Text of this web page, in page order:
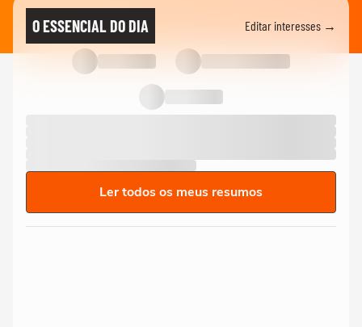
O ESSENCIAL DO DIA Editar interesses →
Ler todos os meus resumos